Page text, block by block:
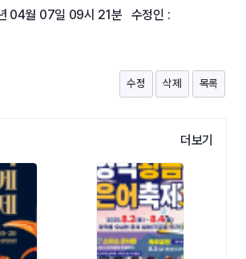
04월 07일 09시 21분 수정인 :
수정 삭제 목록
더보기